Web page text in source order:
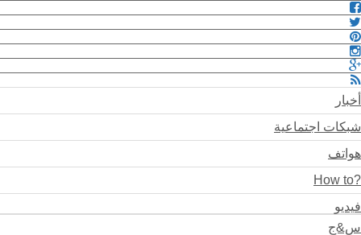
أخبار
شبكات اجتماعية
هواتف
?How to
فيديو
س&ج